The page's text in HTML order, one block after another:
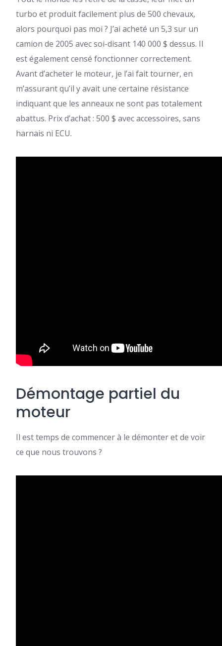
turbo et produit facilement plus de 500 chevaux,
alors pourquoi pas moi ? J’ai acheté un 5,3 sur un
camion de 2005 avec soi-disant 140 000 $ dessus. Il
est également censé fonctionner correctement.
Avant d’acheter le moteur, je l’ai fait tourner, en
m’assurant qu’il y avait une certaine résistance
indiquant que les anneaux ne sont pas totalement
abattus. Prix ​​d’achat : 500 $ avec accessoires, sans
harnais ni ECU.
Démontage partiel du
moteur
Il est temps de commencer à le démonter et de voir
ce que nous trouvons ?